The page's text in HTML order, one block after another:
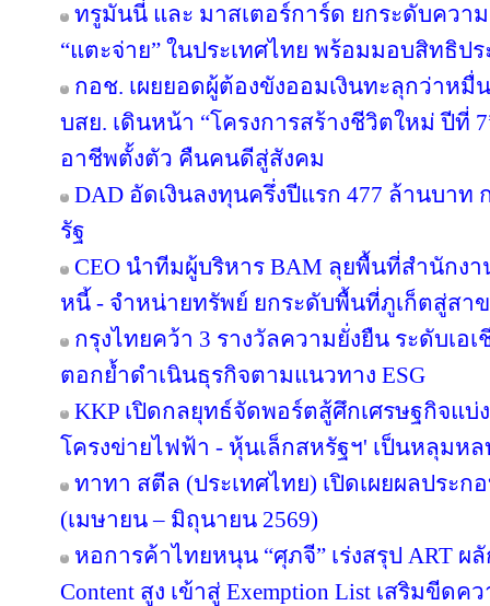
ทรูมันนี่ และ มาสเตอร์การ์ด ยกระดับควา
“แตะจ่าย” ในประเทศไทย พร้อมมอบสิทธิป
กอช. เผยยอดผู้ต้องขังออมเงินทะลุกว่าห
บสย. เดินหน้า “โครงการสร้างชีวิตใหม่ ปีที่
อาชีพตั้งตัว คืนคนดีสู่สังคม
DAD อัดเงินลงทุนครึ่งปีแรก 477 ล้านบาท
รัฐ
CEO นำทีมผู้บริหาร BAM ลุยพื้นที่สำนักงา
หนี้ - จำหน่ายทรัพย์ ยกระดับพื้นที่ภูเก็ตสู่ส
กรุงไทยคว้า 3 รางวัลความยั่งยืน ระดับเอเ
ตอกย้ำดำเนินธุรกิจตามแนวทาง ESG
KKP เปิดกลยุทธ์จัดพอร์ตสู้ศึกเศรษฐกิจแบ่
โครงข่ายไฟฟ้า - หุ้นเล็กสหรัฐฯ' เป็นหลุมห
ทาทา สตีล (ประเทศไทย) เปิดเผยผลประก
(เมษายน – มิถุนายน 2569)
หอการค้าไทยหนุน “ศุภจี” เร่งสรุป ART
Content สูง เข้าสู่ Exemption List เสริมขีด